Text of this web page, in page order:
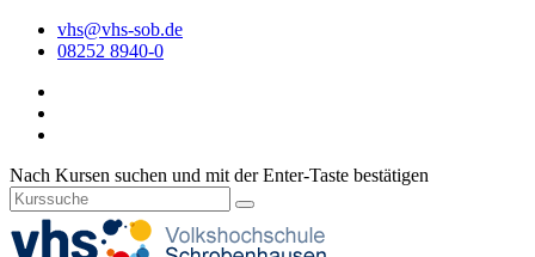
vhs@vhs-sob.de
08252 8940-0
Nach Kursen suchen und mit der Enter-Taste bestätigen